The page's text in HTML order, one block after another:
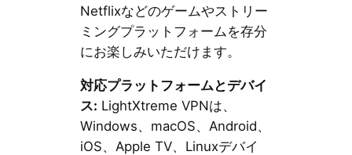
Netflixなどのゲームやストリー
ミングプラットフォームを存分
にお楽しみいただけます。
対応プラットフォームとデバイ
ス: LightXtreme VPNは、
Windows、macOS、Android、
iOS、Apple TV、Linuxデバイ